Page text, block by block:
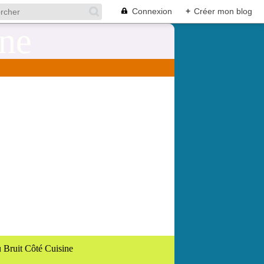
Connexion + Créer mon blog